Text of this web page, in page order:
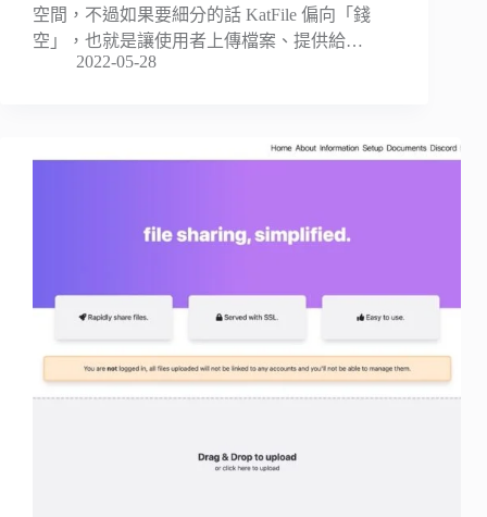
空間，不過如果要細分的話 KatFile 偏向「錢
空」，也就是讓使用者上傳檔案、提供給…
2022-05-28